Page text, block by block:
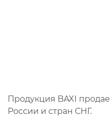
Продукция BAXI
России и стран СНГ.